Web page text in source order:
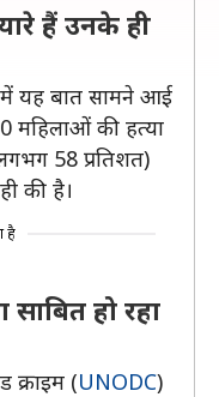
हैं उनके ही
यह बात सामने आई
महिलाओं की हत्या
58 प्रतिशत)
की है।
है
हो रहा
(UNODC)